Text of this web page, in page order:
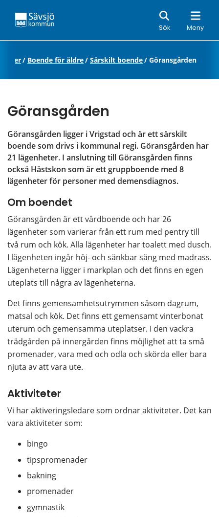
Sök Meny
Sök
/ Boende för äldre/ Särskilt boende/ Göransgården
Göransgården
Göransgården ligger i Vrigstad och är ett särskilt
boende som drivs i kommunal regi. Göransgården har
21 lägenheter. I anslutning till Göransgården finns
också Hästskon som är ett gruppboende med 8
lägenheter för personer med demensdiagnos.
Om boendet
Göransgården är ett vårdboende och har 26
lägenheter som varierar från ett rum med pentry till
två rum och kök. Alla lägenheter har toalett med dusch.
I lägenheten ingår höj- och sänkbar säng med madrass.
Lägenheterna ligger i markplan och det finns en egen
uteplats till några av lägenheterna.
Det finns gemensamhetsutrymmen såsom dagrum,
matsal och kök. Det finns ett gemensamt vinterbonat
uterum och gemensamma uteplatser. I den vackra
trädgården på innergården finns möjlighet att ta små
promenader, vara med och odla och skörda eller bara
njuta av att vara ute.
Aktiviteter
Vi har aktiveringsledare som ordnar aktiviteter. Det kan
vara aktiviteter som:
bingo
tipspromenader
bakning
promenader
gymnastik